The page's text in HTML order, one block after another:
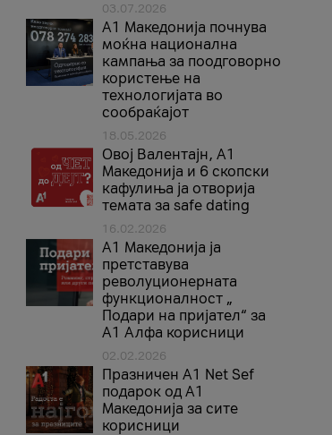
03.07.2026
A1 Македонија почнува
моќна национална
кампања за поодговорно
користење на
технологијата во
сообраќајот
18.05.2026
Овој Валентајн, A1
Македонија и 6 скопски
кафулиња ја отворија
темата за safe dating
16.02.2026
А1 Македонија ја
претставува
револуционерната
функционалност „
Подари на пријател“ за
А1 Алфа корисници
02.02.2026
Празничен A1 Net Sеf
подарок од А1
Македонија за сите
корисници